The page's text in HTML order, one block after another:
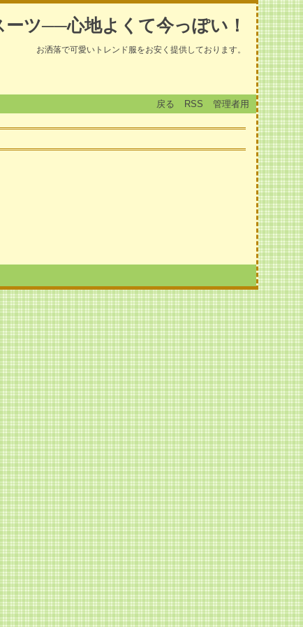
ツ──心地よくて今っぽい！
お洒落で可愛いトレンド服をお安く提供しております。
戻る RSS 管理者用